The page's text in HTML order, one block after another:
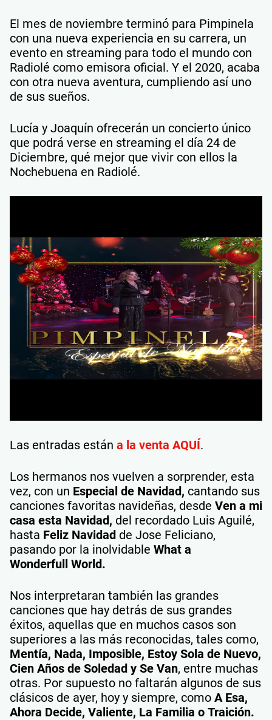
El mes de noviembre terminó para Pimpinela
con una nueva experiencia en su carrera, un
evento en streaming para todo el mundo con
Radiolé como emisora oficial. Y el 2020, acaba
con otra nueva aventura, cumpliendo así uno
de sus sueños.
Lucía y Joaquín ofrecerán un concierto único
que podrá verse en streaming el día 24 de
Diciembre, qué mejor que vivir con ellos la
Nochebuena en Radiolé.
Las entradas están a la venta AQUÍ.
Los hermanos nos vuelven a sorprender, esta
vez, con un Especial de Navidad, cantando sus
canciones favoritas navideñas, desde Ven a mi
casa esta Navidad, del recordado Luis Aguilé,
hasta Feliz Navidad de Jose Feliciano,
pasando por la inolvidable What a
Wonderfull World.
Nos interpretaran también las grandes
canciones que hay detrás de sus grandes
éxitos, aquellas que en muchos casos son
superiores a las más reconocidas, tales como,
Mentía, Nada, Imposible, Estoy Sola de Nuevo,
Cien Años de Soledad y Se Van, entre muchas
otras. Por supuesto no faltarán algunos de sus
clásicos de ayer, hoy y siempre, como A Esa,
Ahora Decide, Valiente, La Familia o Traición.